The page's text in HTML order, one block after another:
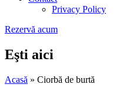
Privacy Policy
Rezervă acum
Eşti aici
Acasă » Ciorbă de burtă